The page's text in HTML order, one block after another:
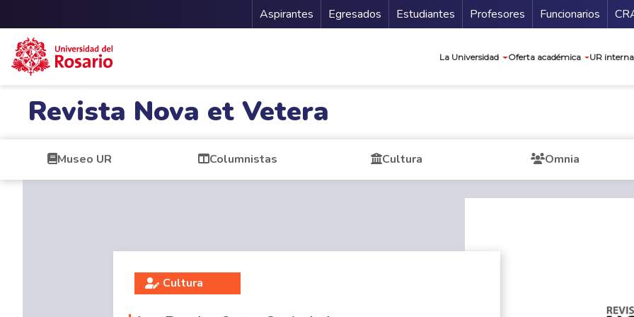
Menu Secundario
Aspirantes Egresados Estudiantes Profesores Funcionarios
La Universidad Oferta académica UR
Revista Nova et Vetera
Museo UR Columnistas Cultura Omnia
Cultura